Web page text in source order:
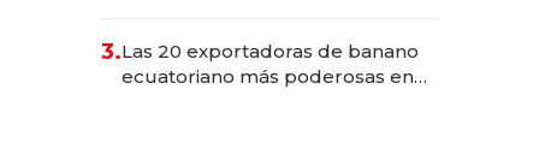
3.Las 20 exportadoras de banano
ecuatoriano más poderosas en